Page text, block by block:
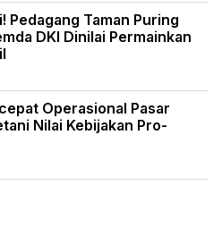
Pedagang Taman Puring
DKI Dinilai Permainkan
Operasional Pasar
Nilai Kebijakan Pro-